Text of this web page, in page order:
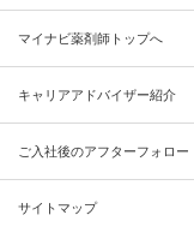
マイナビ薬剤師トップへ
キャリアアドバイザー紹介
ご入社後のアフターフォロー
サイトマップ